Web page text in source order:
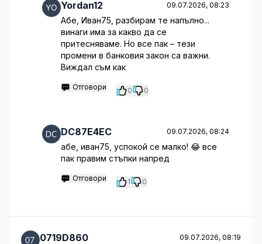
Yordan12 09.07.2026, 08:23
Абе, Иван75, разбирам те напълно...
винаги има за какво да се
притесняваме. Но все пак – тези
промени в банковия закон са важни.
Виждал съм как
Отговори 0 0
DC87E4EC 09.07.2026, 08:24
абе, иван75, успокой се малко! 😂 все
пак правим стъпки напред
Отговори 1 0
0719D860 09.07.2026, 08:19